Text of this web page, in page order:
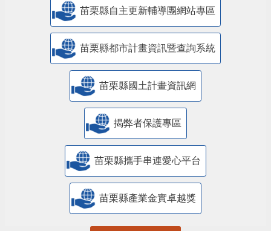
苗栗縣自主更新輔導團網站專區
苗栗縣都市計畫資訊暨查詢系統
苗栗縣國土計畫資訊網
揭弊者保護專區
苗栗縣攜手串連愛心平台
苗栗縣產業金實卓越獎